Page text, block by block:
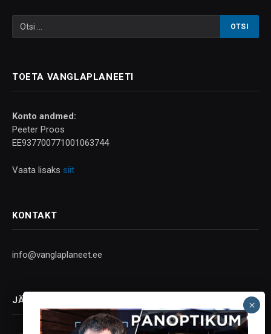
TOETA VANGLAPLANEETI
Konto andmed:
Peeter Proos
EE937700771001063744
Vaata lisaks siit
KONTAKT
info@vanglaplaneet.ee
JÄLGI SOTSIAALMEEDIAS